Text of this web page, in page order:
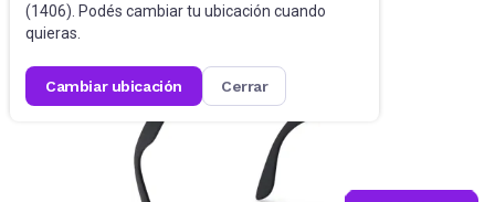
(1406). Podés cambiar tu ubicación cuando
quieras.
cambiar ubicación cerrar